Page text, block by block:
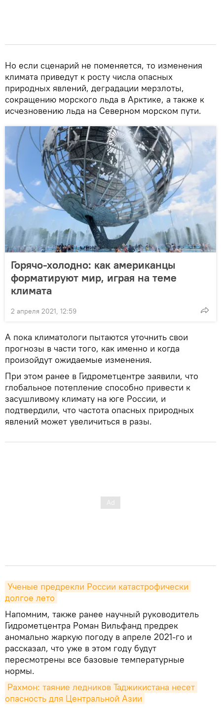
Но если сценарий не поменяется, то изменения
климата приведут к росту числа опасных
природных явлений, деградации мерзлоты,
сокращению морского льда в Арктике, а также к
исчезновению льда на Северном морском пути.
Горячо-холодно: как американцы
форматируют мир, играя на теме
климата
2 апреля 2021, 12:59
А пока климатологи пытаются уточнить свои
прогнозы в части того, как именно и когда
произойдут ожидаемые изменения.
При этом ранее в Гидрометцентре заявили, что
глобальное потепление способно привести к
засушливому климату на юге России, и
подтвердили, что частота опасных природных
явлений может увеличиться в разы.
Ученые предрекли России катастрофически
долгое лето
Напомним, также ранее научный руководитель
Гидрометцентра Роман Вильфанд предрек
аномально жаркую погоду в апреле 2021-го и
рассказал, что уже в этом году будут
пересмотрены все базовые температурные
нормы.
Рахмон: таяние ледников Таджикистана несет
опасность для Центральной Азии